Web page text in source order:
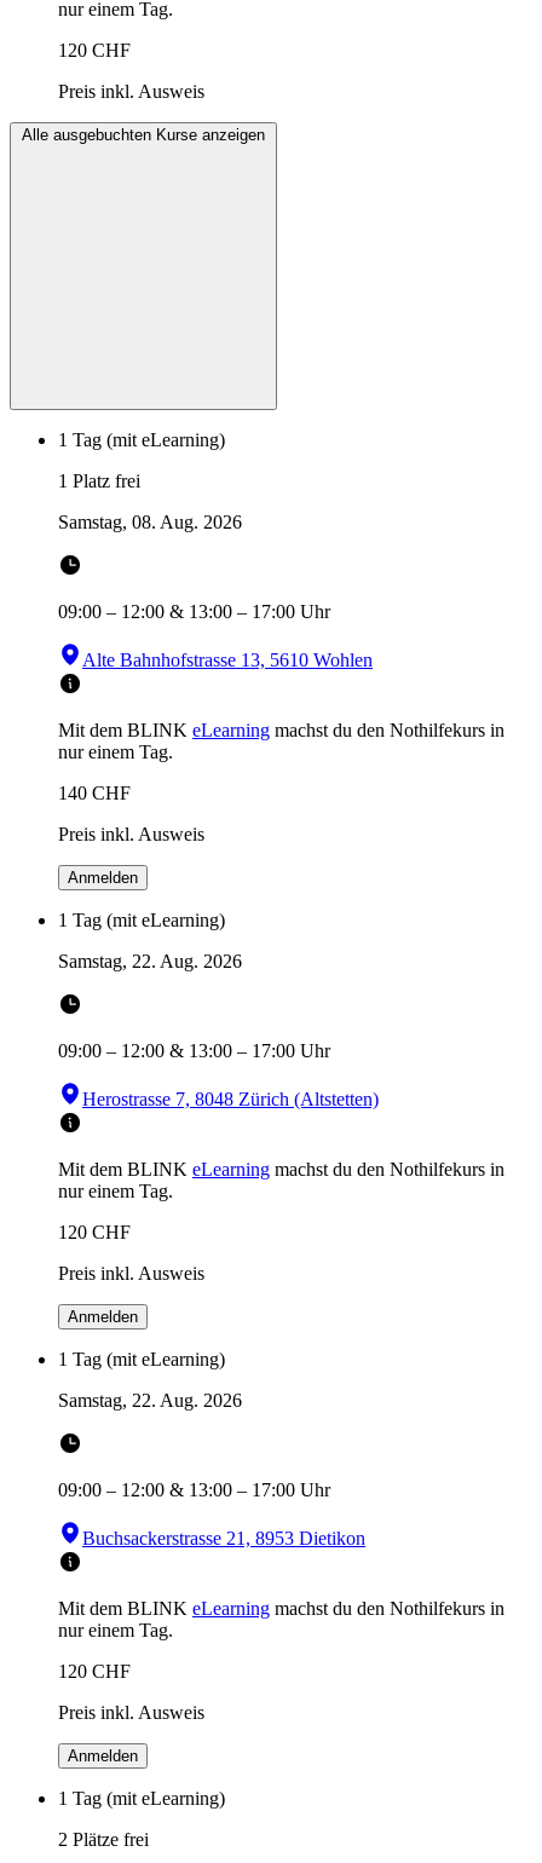
nur einem Tag.
120 CHF
Preis inkl. Ausweis
Alle ausgebuchten Kurse anzeigen
1 Tag (mit eLearning)
1 Platz frei
Samstag, 08. Aug. 2026
09:00 – 12:00 & 13:00 – 17:00 Uhr
Alte Bahnhofstrasse 13, 5610 Wohlen
Mit dem BLINK eLearning machst du den Nothilfekurs in
nur einem Tag.
140 CHF
Preis inkl. Ausweis
Anmelden
1 Tag (mit eLearning)
Samstag, 22. Aug. 2026
09:00 – 12:00 & 13:00 – 17:00 Uhr
Herostrasse 7, 8048 Zürich (Altstetten)
Mit dem BLINK eLearning machst du den Nothilfekurs in
nur einem Tag.
120 CHF
Preis inkl. Ausweis
Anmelden
1 Tag (mit eLearning)
Samstag, 22. Aug. 2026
09:00 – 12:00 & 13:00 – 17:00 Uhr
Buchsackerstrasse 21, 8953 Dietikon
Mit dem BLINK eLearning machst du den Nothilfekurs in
nur einem Tag.
120 CHF
Preis inkl. Ausweis
Anmelden
1 Tag (mit eLearning)
2 Plätze frei